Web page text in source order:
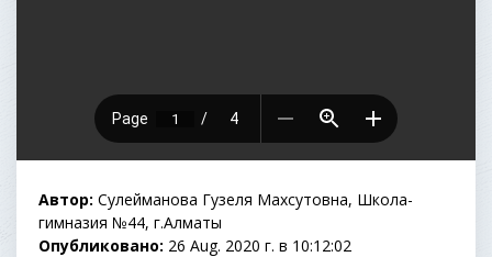
Автор: Сулейманова Гузеля Махсутовна, Школа-
гимназия №44, г.Алматы
Опубликовано: 26 Aug. 2020 г. в 10:12:02